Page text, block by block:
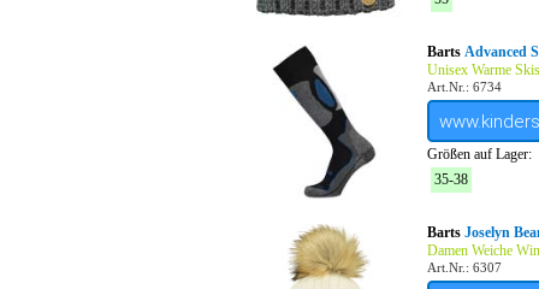
Barts Advanced
Unisex Warme
Art.Nr.: 6734
Größen auf Lager:
35-38
Barts Joselyn
Damen Weiche
Art.Nr.: 6307